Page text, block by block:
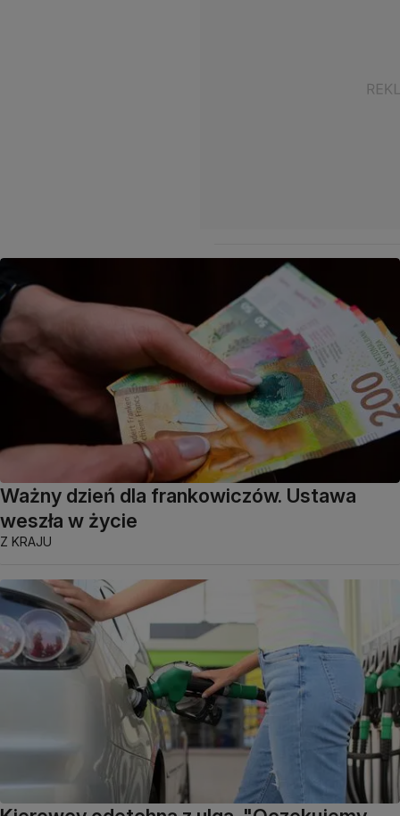
Ważny dzień dla frankowiczów. Ustawa
weszła w życie
Z KRAJU